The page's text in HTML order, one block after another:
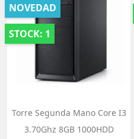
NOVEDAD
STOCK: 1
Torre Segunda Mano Core I3
3.70Ghz 8GB 1000HDD